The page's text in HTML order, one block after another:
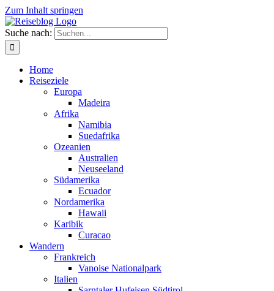
Zum Inhalt springen
Suche nach:
Home
Reiseziele
Europa
Madeira
Afrika
Namibia
Suedafrika
Ozeanien
Australien
Neuseeland
Südamerika
Ecuador
Nordamerika
Hawaii
Karibik
Curacao
Wandern
Frankreich
Vanoise Nationalpark
Italien